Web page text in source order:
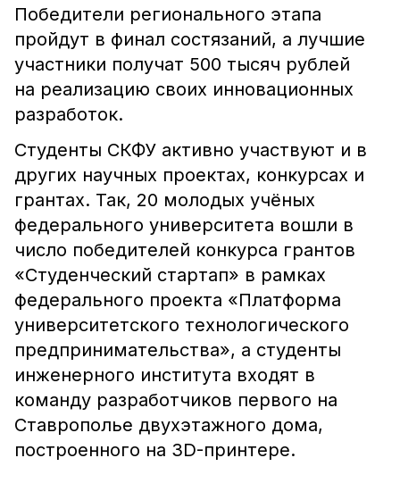
Победители регионального этапа
пройдут в финал состязаний, а лучшие
участники получат 500 тысяч рублей
на реализацию своих инновационных
разработок.
Студенты СКФУ активно участвуют и в
других научных проектах, конкурсах и
грантах. Так, 20 молодых учёных
федерального университета вошли в
число победителей конкурса грантов
«Студенческий стартап» в рамках
федерального проекта «Платформа
университетского технологического
предпринимательства», а студенты
инженерного института входят в
команду разработчиков первого на
Ставрополье двухэтажного дома,
построенного на 3D-принтере.